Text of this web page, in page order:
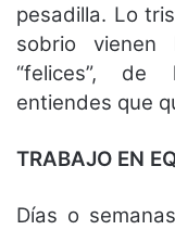
pesadilla. Lo
sobrio
“felices”,
entiendes que
TRABAJO EN
Días o